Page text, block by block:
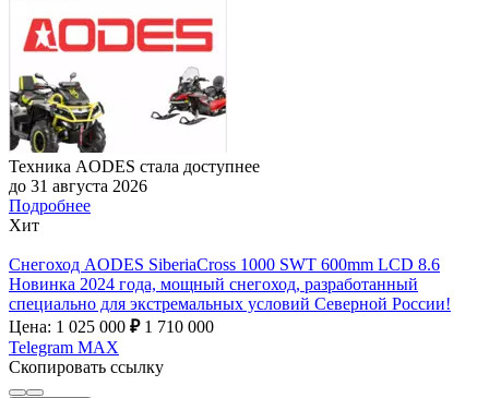
Техника AODES стала доступнее
до 31 августа 2026
Подробнее
Хит
Снегоход AODES SiberiaCross 1000 SWT 600mm LCD 8.6
Новинка 2024 года, мощный снегоход, разработанный
специально для экстремальных условий Северной России!
Цена: 1 025 000 ₽ 1 710 000
Telegram MAX
Скопировать ссылку